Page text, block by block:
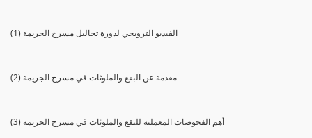
(1) الفيديو الترويجي لدورة تحاليل مسرح الجريمة
(2) مقدمة عن البقع والملوثات في مسرح الجريمة
(3) أهم الفحوصات المعملية للبقع والملوثات في مسرح الجريمة